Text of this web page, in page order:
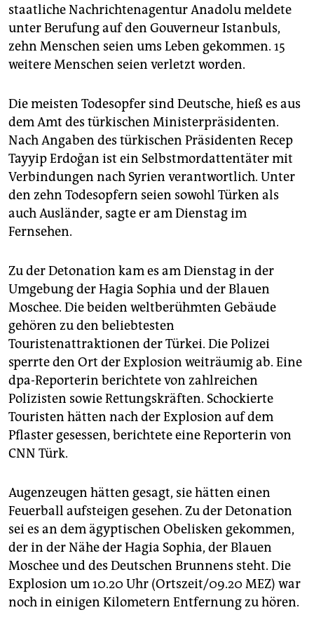
genossenschaft
epaper login
staatliche Nachrichtenagentur Anadolu meldete
unter Berufung auf den Gouverneur Istanbuls,
zehn Menschen seien ums Leben gekommen. 15
weitere Menschen seien verletzt worden.
Die meisten Todesopfer sind Deutsche, hieß es aus
dem Amt des türkischen Ministerpräsidenten.
Nach Angaben des türkischen Präsidenten Recep
Tayyip Erdoğan ist ein Selbstmordattentäter mit
Verbindungen nach Syrien verantwortlich. Unter
den zehn Todesopfern seien sowohl Türken als
auch Ausländer, sagte er am Dienstag im
Fernsehen.
Zu der Detonation kam es am Dienstag in der
Umgebung der Hagia Sophia und der Blauen
Moschee. Die beiden weltberühmten Gebäude
gehören zu den beliebtesten
Touristenattraktionen der Türkei. Die Polizei
sperrte den Ort der Explosion weiträumig ab. Eine
dpa-Reporterin berichtete von zahlreichen
Polizisten sowie Rettungskräften. Schockierte
Touristen hätten nach der Explosion auf dem
Pflaster gesessen, berichtete eine Reporterin von
CNN Türk.
Augenzeugen hätten gesagt, sie hätten einen
Feuerball aufsteigen gesehen. Zu der Detonation
sei es an dem ägyptischen Obelisken gekommen,
der in der Nähe der Hagia Sophia, der Blauen
Moschee und des Deutschen Brunnens steht. Die
Explosion um 10.20 Uhr (Ortszeit/09.20 MEZ) war
noch in einigen Kilometern Entfernung zu hören.